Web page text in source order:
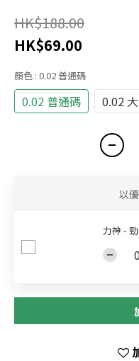
HK$188.00
HK$69.00
顏色 : 0.02 普通碼
0.02 普通碼 0.02
以
力神 -